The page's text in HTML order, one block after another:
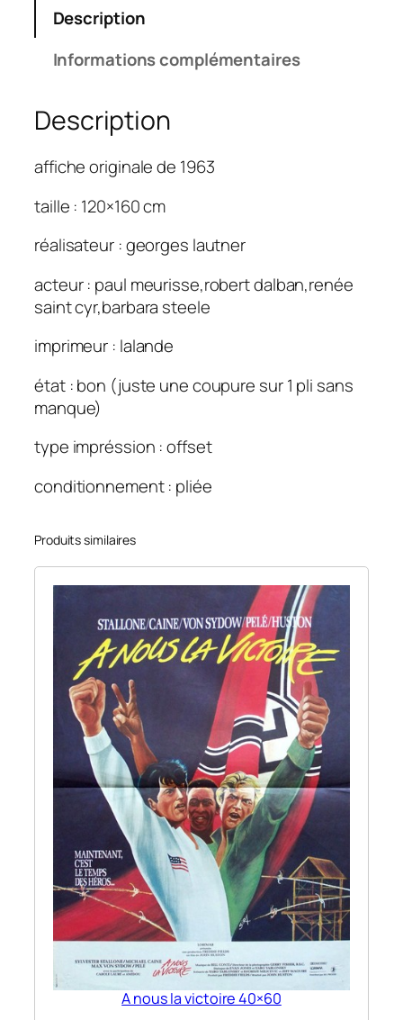
Description
Informations complémentaires
Description
affiche originale de 1963
taille : 120×160 cm
réalisateur : georges lautner
acteur : paul meurisse,robert dalban,renée
saint cyr,barbara steele
imprimeur : lalande
état : bon (juste une coupure sur 1 pli sans
manque)
type impréssion : offset
conditionnement : pliée
Produits similaires
A nous la victoire 40×60